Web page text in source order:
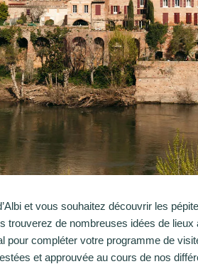
et vous souhaitez découvrir les
trouverez de nombreuses idées de lieux
pour compléter votre programme de
et approuvée au cours de nos